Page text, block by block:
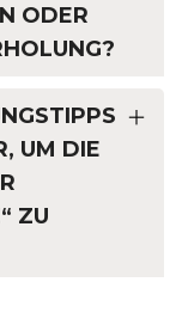
ODER
UM DIE
ZU